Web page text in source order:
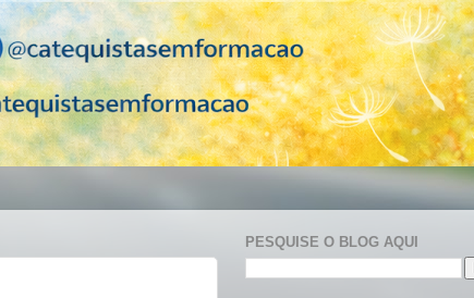
PESQUISE O BLOG AQUI